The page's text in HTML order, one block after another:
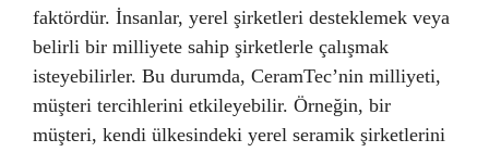
faktördür. İnsanlar, yerel şirketleri desteklemek veya
belirli bir milliyete sahip şirketlerle çalışmak
isteyebilirler. Bu durumda, CeramTec’nin milliyeti,
müşteri tercihlerini etkileyebilir. Örneğin, bir
müşteri, kendi ülkesindeki yerel seramik şirketlerini